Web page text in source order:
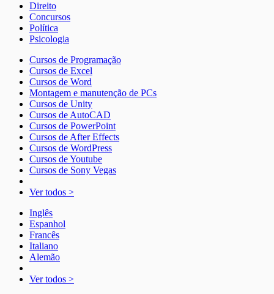
Direito
Concursos
Política
Psicologia
Cursos de Programação
Cursos de Excel
Cursos de Word
Montagem e manutenção de PCs
Cursos de Unity
Cursos de AutoCAD
Cursos de PowerPoint
Cursos de After Effects
Cursos de WordPress
Cursos de Youtube
Cursos de Sony Vegas
Ver todos >
Inglês
Espanhol
Francês
Italiano
Alemão
Ver todos >